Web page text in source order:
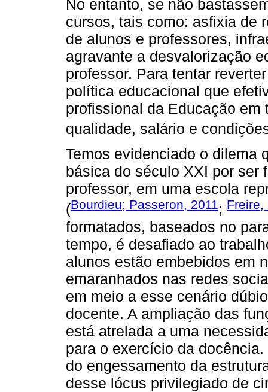
No entanto, se não
cursos, tais como: asfixia de
de alunos e professores,
agravante a desvalorização
professor. Para tentar
política educacional que
profissional da Educação
qualidade, salário e
Temos evidenciado o dilema
básica do século XXI por ser
professor, em uma escola
(Bourdieu; Passeron, 2011; Freire,
formatados, baseados no
tempo, é desafiado ao
alunos estão embebidos em
emaranhados nas redes
em meio a esse cenário
docente. A ampliação das
está atrelada a uma
para o exercício da
do engessamento da
desse lócus privilegiado de